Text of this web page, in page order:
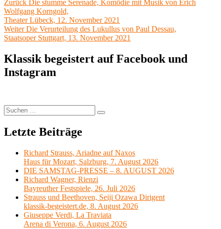
Beitragsnavigation
Zurück
Beitrag:
Die stumme Serenade, Komödie mit Musik von Erich
Wolfgang Korngold,
Theater Lübeck, 12. November 2021
Weiter Nächster
Beitrag:
Die Verurteilung des Lukullus von Paul Dessau,
Staatsoper Stuttgart, 13. November 2021
Klassik begeistert auf Facebook und
Instagram
Suchen
nach:
Suchen
Letzte Beiträge
Richard Strauss, Ariadne auf Naxos
Haus für Mozart, Salzburg, 7. August 2026
DIE SAMSTAG-PRESSE – 8. AUGUST 2026
Richard Wagner, Rienzi
Bayreuther Festspiele, 26. Juli 2026
Strauss und Beethoven, Seiji Ozawa Dirigent
klassik-begeistert.de, 8. August 2026
Giuseppe Verdi, La Traviata
Arena di Verona, 6. August 2026